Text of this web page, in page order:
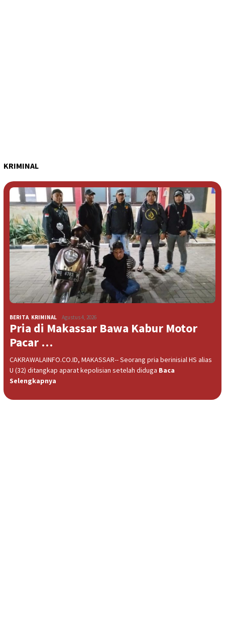
KRIMINAL
BERITA KRIMINAL Agustus 4, 2026
Pria di Makassar Bawa Kabur Motor
Pacar …
CAKRAWALAINFO.CO.ID, MAKASSAR-- Seorang pria berinisial HS alias
U (32) ditangkap aparat kepolisian setelah diduga Baca
Selengkapnya